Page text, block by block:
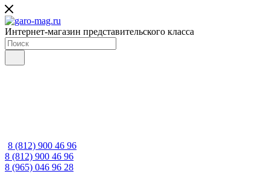
Интернет-магазин представительского класса
8 (812) 900 46 96
8 (812) 900 46 96
8 (965) 046 96 28